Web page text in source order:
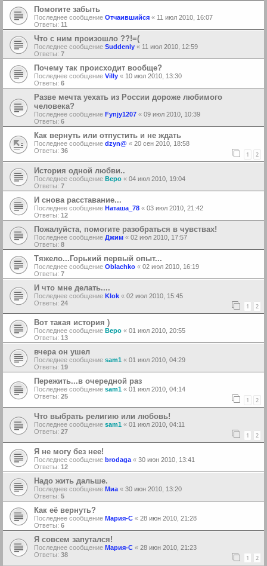
Помогите забыть
Последнее сообщение Отчаившийся « 11 июл 2010, 16:07
Ответы: 11
Что с ним произошло ??!=(
Последнее сообщение Suddenly « 11 июл 2010, 12:59
Ответы: 7
Почему так происходит вообще?
Последнее сообщение Villy « 10 июл 2010, 13:30
Ответы: 6
Разве мечта уехать из России дороже любимого
человека?
Последнее сообщение Fynjy1207 « 09 июл 2010, 10:39
Ответы: 6
Как вернуть или отпустить и не ждать
Последнее сообщение dzyn@ « 20 сен 2010, 18:58
Ответы: 36 1 2
История одной любви..
Последнее сообщение Веро « 04 июл 2010, 19:04
Ответы: 7
И снова расставание...
Последнее сообщение Наташа_78 « 03 июл 2010, 21:42
Ответы: 12
Пожалуйста, помогите разобраться в чувствах!
Последнее сообщение Джим « 02 июл 2010, 17:57
Ответы: 8
Тяжело...Горький первый опыт...
Последнее сообщение Oblachko « 02 июл 2010, 16:19
Ответы: 7
И что мне делать....
Последнее сообщение Klok « 02 июл 2010, 15:45
Ответы: 24 1 2
Вот такая история )
Последнее сообщение Веро « 01 июл 2010, 20:55
Ответы: 13
вчера он ушел
Последнее сообщение sam1 « 01 июл 2010, 04:29
Ответы: 19
Пережить...в очередной раз
Последнее сообщение sam1 « 01 июл 2010, 04:14
Ответы: 25 1 2
Что выбрать религию или любовь!
Последнее сообщение sam1 « 01 июл 2010, 04:11
Ответы: 27 1 2
Я не могу без нее!
Последнее сообщение brodaga « 30 июн 2010, 13:41
Ответы: 12
Надо жить дальше.
Последнее сообщение Миа « 30 июн 2010, 13:20
Ответы: 5
Как её вернуть?
Последнее сообщение Мария-С « 28 июн 2010, 21:28
Ответы: 6
Я совсем запутался!
Последнее сообщение Мария-С « 28 июн 2010, 21:23
Ответы: 38 1 2